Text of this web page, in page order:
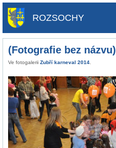
ROZSOCHY
(Fotografie bez názvu)
Ve fotogalerii Zubří karneval 2014